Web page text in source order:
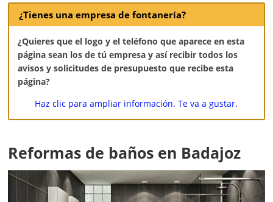
¿Tienes una empresa de fontanería?
¿Quieres que el logo y el teléfono que aparece en esta
página sean los de tú empresa y así recibir todos los
avisos y solicitudes de presupuesto que recibe esta
página?
Haz clic para ampliar información. Te va a gustar.
Reformas de baños en Badajoz